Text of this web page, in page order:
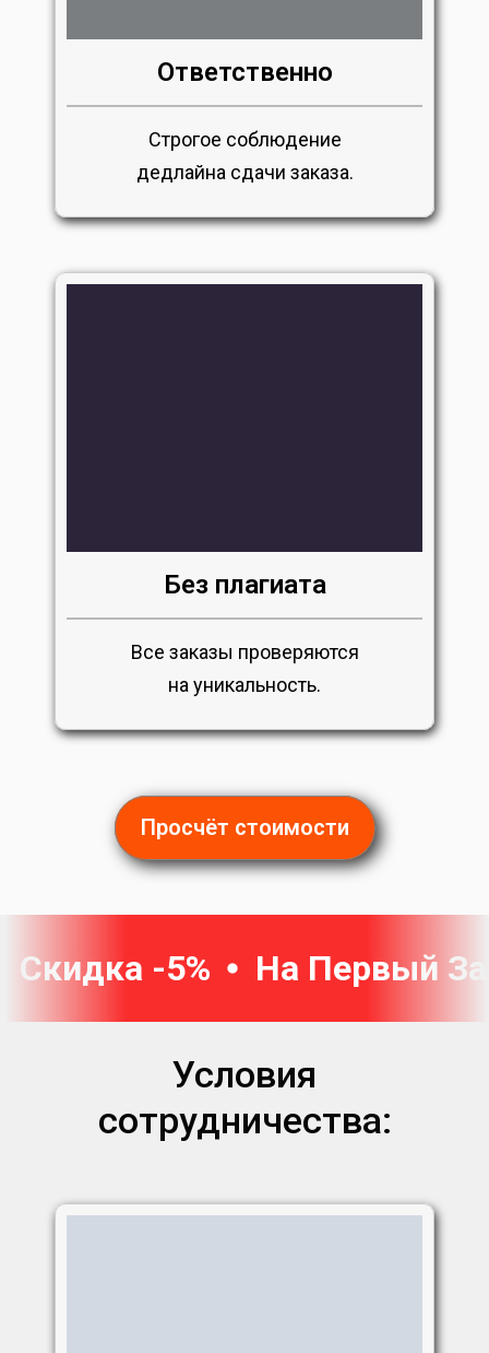
Ответственно
Строгое соблюдение
дедлайна сдачи заказа.
Без плагиата
Все заказы проверяются
на уникальность.
Просчёт стоимости
Условия
сотрудничества:
Скидка -5% На Первый